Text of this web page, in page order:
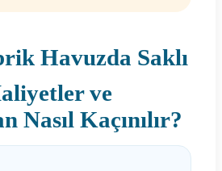
Havuzda Saklı
ve
Nasıl Kaçınılır?